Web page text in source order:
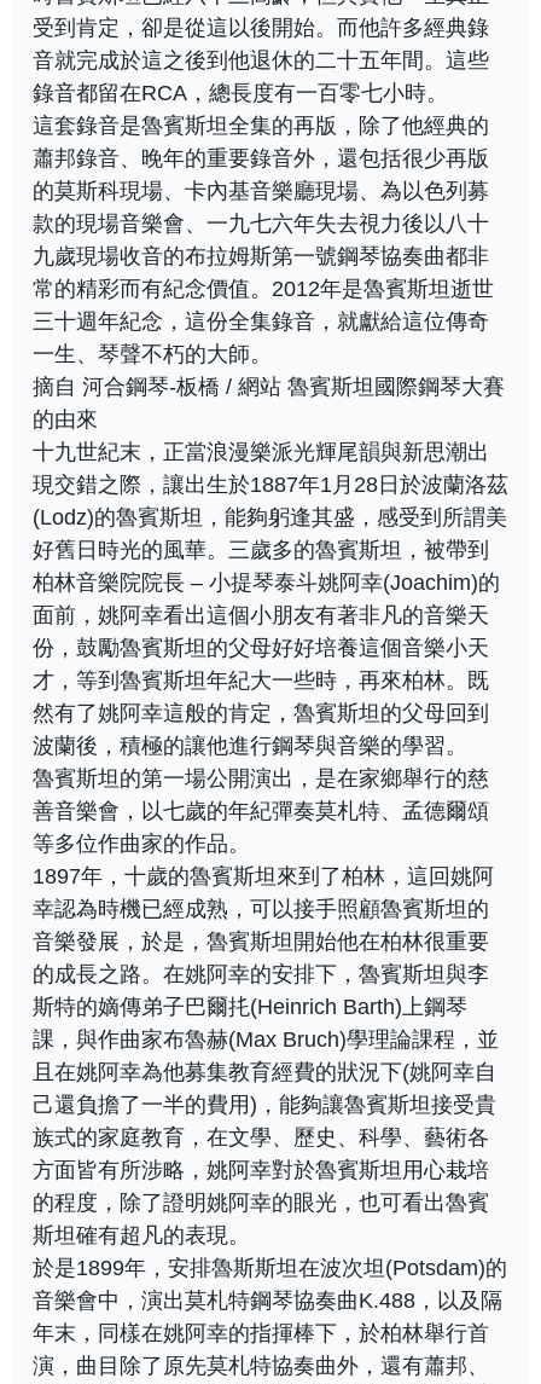
受到肯定，卻是從這以後開始。而他許多經典錄
音就完成於這之後到他退休的二十五年間。這些
錄音都留在RCA，總長度有一百零七小時。
這套錄音是魯賓斯坦全集的再版，除了他經典的
蕭邦錄音、晚年的重要錄音外，還包括很少再版
的莫斯科現場、卡內基音樂廳現場、為以色列募
款的現場音樂會、一九七六年失去視力後以八十
九歲現場收音的布拉姆斯第一號鋼琴協奏曲都非
常的精彩而有紀念價值。2012年是魯賓斯坦逝世
三十週年紀念，這份全集錄音，就獻給這位傳奇
一生、琴聲不朽的大師。
摘自 河合鋼琴-板橋 / 網站 魯賓斯坦國際鋼琴大賽
的由來
十九世紀末，正當浪漫樂派光輝尾韻與新思潮出
現交錯之際，讓出生於1887年1月28日於波蘭洛茲
(Lodz)的魯賓斯坦，能夠躬逢其盛，感受到所謂美
好舊日時光的風華。三歲多的魯賓斯坦，被帶到
柏林音樂院院長 – 小提琴泰斗姚阿幸(Joachim)的
面前，姚阿幸看出這個小朋友有著非凡的音樂天
份，鼓勵魯賓斯坦的父母好好培養這個音樂小天
才，等到魯賓斯坦年紀大一些時，再來柏林。既
然有了姚阿幸這般的肯定，魯賓斯坦的父母回到
波蘭後，積極的讓他進行鋼琴與音樂的學習。
魯賓斯坦的第一場公開演出，是在家鄉舉行的慈
善音樂會，以七歲的年紀彈奏莫札特、孟德爾頌
等多位作曲家的作品。
1897年，十歲的魯賓斯坦來到了柏林，這回姚阿
幸認為時機已經成熟，可以接手照顧魯賓斯坦的
音樂發展，於是，魯賓斯坦開始他在柏林很重要
的成長之路。在姚阿幸的安排下，魯賓斯坦與李
斯特的嫡傳弟子巴爾扥(Heinrich Barth)上鋼琴
課，與作曲家布魯赫(Max Bruch)學理論課程，並
且在姚阿幸為他募集教育經費的狀況下(姚阿幸自
己還負擔了一半的費用)，能夠讓魯賓斯坦接受貴
族式的家庭教育，在文學、歷史、科學、藝術各
方面皆有所涉略，姚阿幸對於魯賓斯坦用心栽培
的程度，除了證明姚阿幸的眼光，也可看出魯賓
斯坦確有超凡的表現。
於是1899年，安排魯斯斯坦在波次坦(Potsdam)的
音樂會中，演出莫札特鋼琴協奏曲K.488，以及隔
年末，同樣在姚阿幸的指揮棒下，於柏林舉行首
演，曲目除了原先莫札特協奏曲外，還有蕭邦、